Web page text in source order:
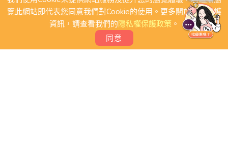
覽此網站即代表您同意我們對Cookie的使用。更多關於隱私保護
資訊，請查看我們的隱私權保護政策。
同意